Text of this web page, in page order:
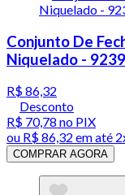
Conjunto De
Niquelado -
R$ 86,32
Desconto
R$ 70,78 no PIX
ou R$ 86,32 em até
COMPRAR AGORA